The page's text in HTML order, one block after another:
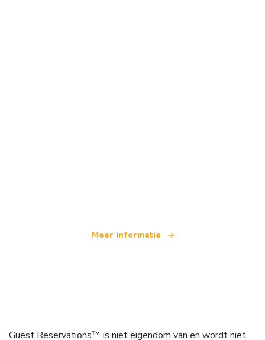
Meer informatie
Guest Reservations™ is niet eigendom van en wordt niet